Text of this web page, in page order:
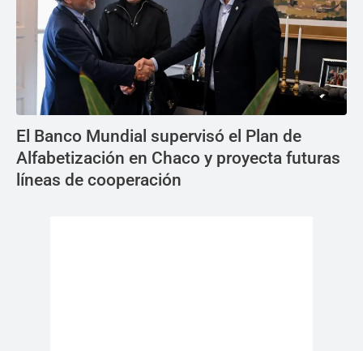
El Banco Mundial supervisó el Plan de
Alfabetización en Chaco y proyecta futuras
líneas de cooperación